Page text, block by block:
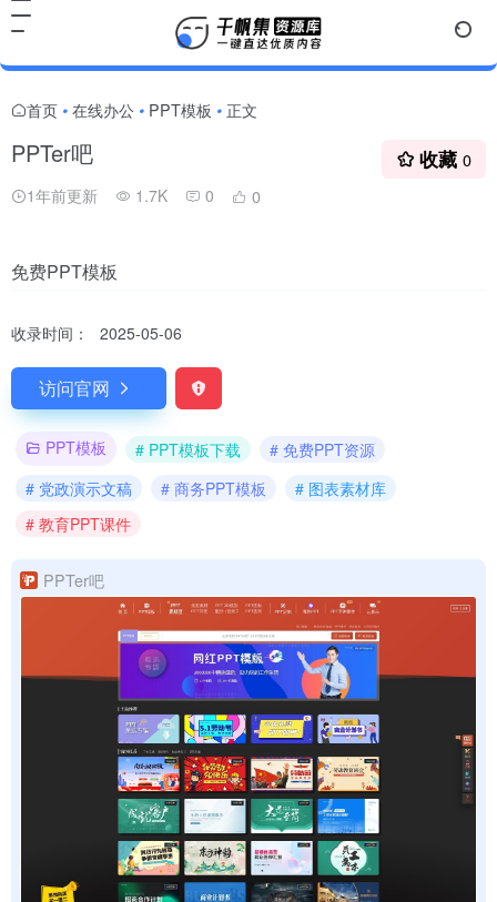
首页 • 在线办公 • PPT模板 • 正文
PPTer吧
1年前更新 1.7K 0 0
收藏 0
免费PPT模板
收录时间： 2025-05-06
访问官网
PPT模板 # PPT模板下载
# 免费PPT资源
# 党政演示文稿
# 商务PPT模板
# 图表素材库
# 教育PPT课件
PPTer吧